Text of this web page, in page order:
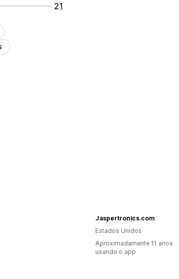
21
Jaspertronics.com
Estados Unidos
Aproximadamente 11 anos
usando o app